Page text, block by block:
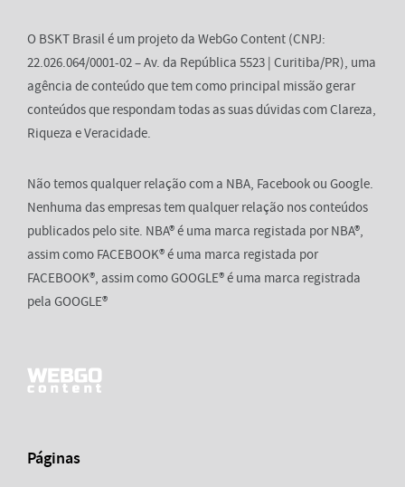
O BSKT Brasil é um projeto da WebGo Content (CNPJ:
22.026.064/0001-02 – Av. da República 5523 | Curitiba/PR), uma
agência de conteúdo que tem como principal missão gerar
conteúdos que respondam todas as suas dúvidas com Clareza,
Riqueza e Veracidade.
Não temos qualquer relação com a NBA, Facebook ou Google.
Nenhuma das empresas tem qualquer relação nos conteúdos
publicados pelo site. NBA® é uma marca registada por NBA®,
assim como FACEBOOK® é uma marca registada por
FACEBOOK®, assim como GOOGLE® é uma marca registrada
pela GOOGLE®
Páginas